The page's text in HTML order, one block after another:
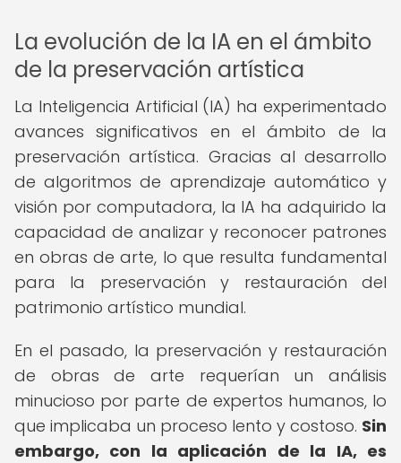
La evolución de la IA en el ámbito
de la preservación artística
La Inteligencia Artificial (IA) ha experimentado
avances significativos en el ámbito de la
preservación artística. Gracias al desarrollo
de algoritmos de aprendizaje automático y
visión por computadora, la IA ha adquirido la
capacidad de analizar y reconocer patrones
en obras de arte, lo que resulta fundamental
para la preservación y restauración del
patrimonio artístico mundial.
En el pasado, la preservación y restauración
de obras de arte requerían un análisis
minucioso por parte de expertos humanos, lo
que implicaba un proceso lento y costoso. Sin
embargo, con la aplicación de la IA, es